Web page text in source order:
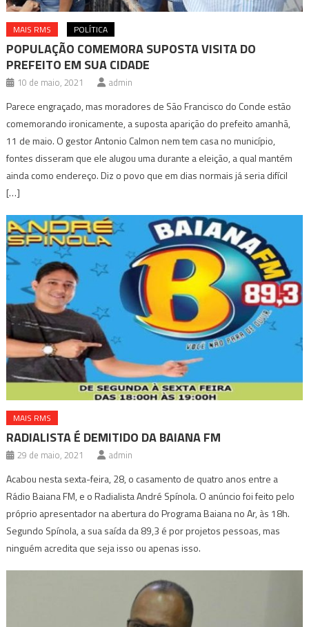
MAIS RMS POLÍTICA
POPULAÇÃO COMEMORA SUPOSTA VISITA DO
PREFEITO EM SUA CIDADE
10 de maio, 2021 admin
Parece engraçado, mas moradores de São Francisco do Conde estão
comemorando ironicamente, a suposta aparição do prefeito amanhã,
11 de maio. O gestor Antonio Calmon nem tem casa no município,
fontes disseram que ele alugou uma durante a eleição, a qual mantém
ainda como endereço. Diz o povo que em dias normais já seria difícil
[…]
MAIS RMS
RADIALISTA É DEMITIDO DA BAIANA FM
29 de maio, 2021 admin
Acabou nesta sexta-feira, 28, o casamento de quatro anos entre a
Rádio Baiana FM, e o Radialista André Spínola. O anúncio foi feito pelo
próprio apresentador na abertura do Programa Baiana no Ar, às 18h.
Segundo Spínola, a sua saída da 89,3 é por projetos pessoas, mas
ninguém acredita que seja isso ou apenas isso.